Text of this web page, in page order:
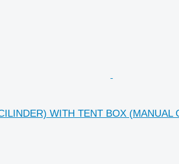
WITH TENT BOX (MANUAL